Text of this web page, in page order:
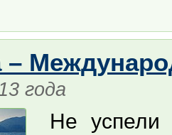
–
года
Не успели